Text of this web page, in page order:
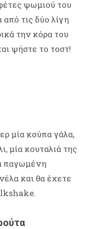
ψωμιού του
από τις δύο λίγη
την κόρα του
ψήστε το τοστ!
μία κούπα γάλα,
μία κουταλιά της
παγωμένη
και θα έχετε